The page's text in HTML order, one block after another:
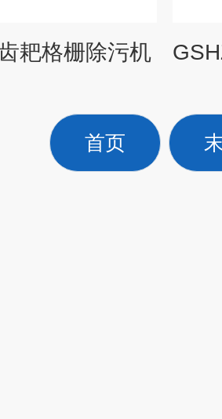
耙格栅除污机
首页